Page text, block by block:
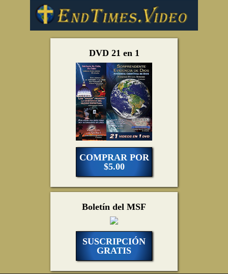
DVD 21 en 1
COMPRAR POR
$5.00
Boletín del MSF
SUSCRIPCIÓN
GRATIS